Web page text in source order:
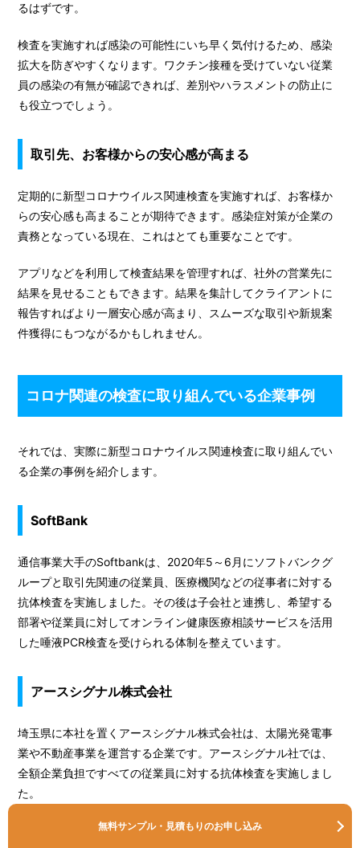
無料サンプル・見積もりのお申し込み
るはずです。
検査を実施すれば感染の可能性にいち早く気付けるため、感染
拡大を防ぎやすくなります。ワクチン接種を受けていない従業
員の感染の有無が確認できれば、差別やハラスメントの防止に
も役立つでしょう。
取引先、お客様からの安心感が高まる
定期的に新型コロナウイルス関連検査を実施すれば、お客様か
らの安心感も高まることが期待できます。感染症対策が企業の
責務となっている現在、これはとても重要なことです。
アプリなどを利用して検査結果を管理すれば、社外の営業先に
結果を見せることもできます。結果を集計してクライアントに
報告すればより一層安心感が高まり、スムーズな取引や新規案
件獲得にもつながるかもしれません。
コロナ関連の検査に取り組んでいる企業事例
それでは、実際に新型コロナウイルス関連検査に取り組んでい
る企業の事例を紹介します。
SoftBank
通信事業大手のSoftbankは、2020年5～6月にソフトバンクグ
ループと取引先関連の従業員、医療機関などの従事者に対する
抗体検査を実施しました。その後は子会社と連携し、希望する
部署や従業員に対してオンライン健康医療相談サービスを活用
した唾液PCR検査を受けられる体制を整えています。
アースシグナル株式会社
埼玉県に本社を置くアースシグナル株式会社は、太陽光発電事
業や不動産事業を運営する企業です。アースシグナル社では、
全額企業負担ですべての従業員に対する抗体検査を実施しまし
た。
新型コロナウイルスの感染拡大が続いていることから、同社で